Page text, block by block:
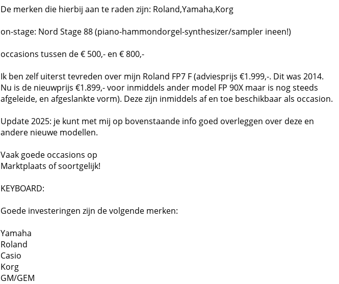
De merken die hierbij aan te raden zijn: Roland,Yamaha,Korg
on-stage: Nord Stage 88 (piano-hammondorgel-synthesizer/sampler ineen!)
occasions tussen de € 500,- en € 800,-
Ik ben zelf uiterst tevreden over mijn Roland FP7 F (adviesprijs €1.999,-. Dit was 2014.
Nu is de nieuwprijs €1.899,- voor inmiddels ander model FP 90X maar is nog steeds
afgeleide, en afgeslankte vorm). Deze zijn inmiddels af en toe beschikbaar als occasion.
Update 2025: je kunt met mij op bovenstaande info goed overleggen over deze en
andere nieuwe modellen.
Vaak goede occasions op
Marktplaats of soortgelijk!
KEYBOARD:
Goede investeringen zijn de volgende merken:
Yamaha
Roland
Casio
Korg
GM/GEM